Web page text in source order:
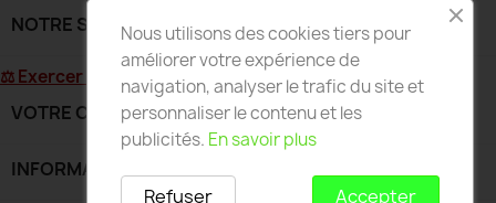
NOTRE SOCIÉTÉ 
⚖ Exercer mon droit de rétractation
VOTRE COMPTE
INFORMATIONS
Nous utilisons des cookies tiers pour
améliorer votre expérience de
navigation, analyser le trafic du site et
personnaliser le contenu et les
publicités. En savoir plus
Accepter
Refuser